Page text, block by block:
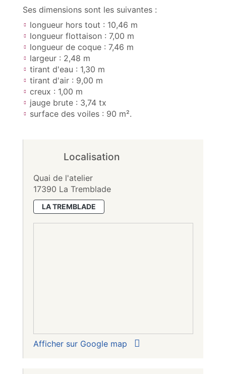
Ses dimensions sont les suivantes :
longueur hors tout : 10,46 m
longueur flottaison : 7,00 m
longueur de coque : 7,46 m
largeur : 2,48 m
tirant d'eau : 1,30 m
tirant d'air : 9,00 m
creux : 1,00 m
jauge brute : 3,74 tx
surface des voiles : 90 m².
Localisation
Quai de l'atelier
17390 La Tremblade
LA TREMBLADE
Afficher sur Google map